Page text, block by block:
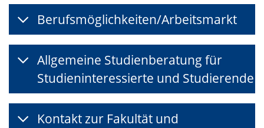
Berufsmöglichkeiten/Arbeitsmarkt
Allgemeine Studienberatung für
Studieninteressierte und Studierende
Kontakt zur Fakultät und